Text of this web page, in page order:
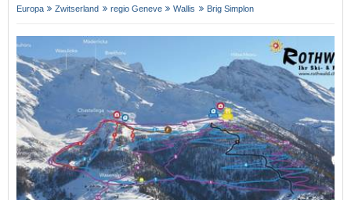
Europa Zwitserland regio Geneve Wallis Brig Simplon